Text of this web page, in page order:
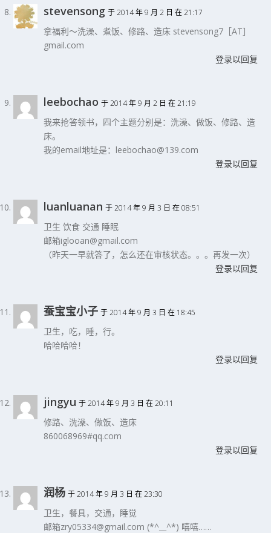
stevensong 于 2014 年 9 月 2 日 在 21:17
拿福利～洗澡、煮饭、修路、造床 stevensong7［AT］
gmail.com
登录以回复
leebochao 于 2014 年 9 月 2 日 在 21:19
我来抢答领书，四个主题分别是：洗澡、做饭、修路、造
床。
我的email地址是：leebochao@139.com
登录以回复
luanluanan 于 2014 年 9 月 3 日 在 08:51
卫生 饮食 交通 睡眠
邮箱iglooan@gmail.com
（昨天一早就答了，怎么还在审核状态。。。再发一次）
登录以回复
蚕宝宝小子 于 2014 年 9 月 3 日 在 18:45
卫生，吃，睡，行。
哈哈哈哈！
登录以回复
jingyu 于 2014 年 9 月 3 日 在 20:11
修路、洗澡、做饭、造床
860068969#qq.com
登录以回复
润杨 于 2014 年 9 月 3 日 在 23:30
卫生，餐具，交通，睡觉
邮箱zry05334@gmail.com (*^__^*) 嘻嘻……